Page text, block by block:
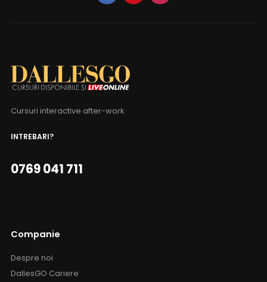
Cursuri interactive after-work.
INTREBARI?
0769 041 711
Companie
Despre noi
DallesGO Cariere